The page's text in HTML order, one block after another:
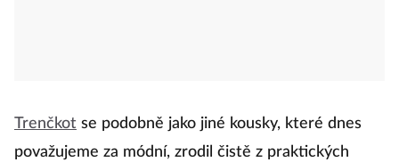
Trenčkot se podobně jako jiné kousky, které dnes
považujeme za módní, zrodil čistě z praktických